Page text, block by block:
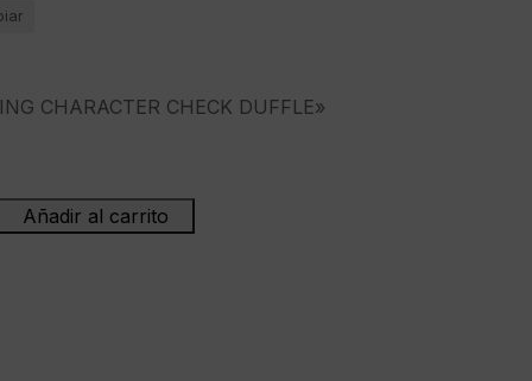
CHARACTER CHECK DUFFLE»
Añadir al carrito